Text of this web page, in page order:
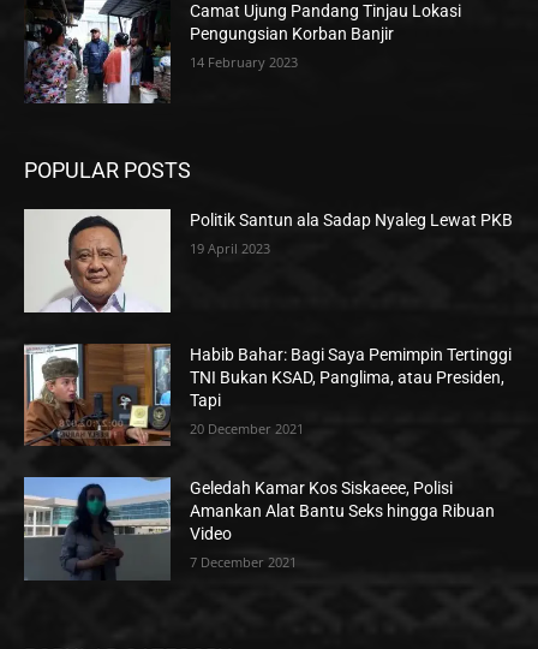
Camat Ujung Pandang Tinjau Lokasi
Pengungsian Korban Banjir
14 February 2023
POPULAR POSTS
Politik Santun ala Sadap Nyaleg Lewat PKB
19 April 2023
Habib Bahar: Bagi Saya Pemimpin Tertinggi
TNI Bukan KSAD, Panglima, atau Presiden,
Tapi
20 December 2021
Geledah Kamar Kos Siskaeee, Polisi
Amankan Alat Bantu Seks hingga Ribuan
Video
7 December 2021